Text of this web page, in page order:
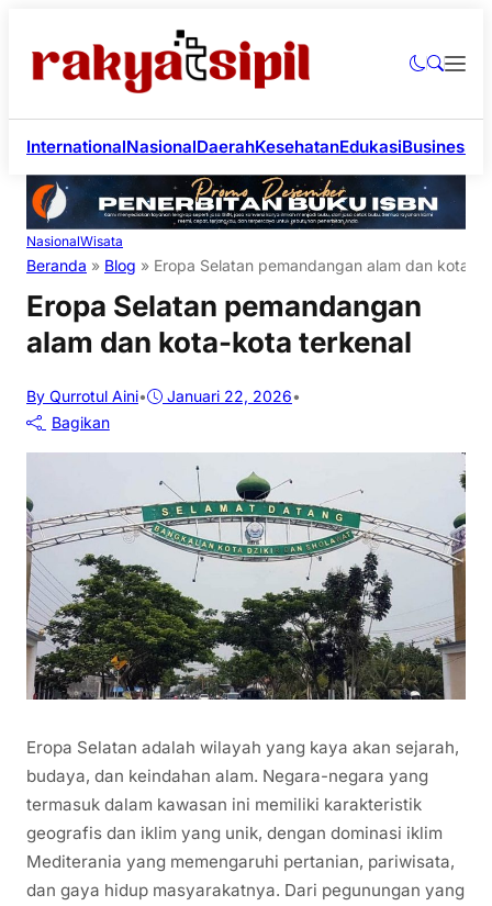
InternationalNasionalDaerahKesehatanEdukasiBusiness
NasionalWisata
Beranda » Blog » Eropa Selatan pemandangan alam dan kota-
Eropa Selatan pemandangan
alam dan kota-kota terkenal
By Qurrotul Aini• Januari 22, 2026•
Bagikan
Eropa Selatan adalah wilayah yang kaya akan sejarah,
budaya, dan keindahan alam. Negara-negara yang
termasuk dalam kawasan ini memiliki karakteristik
geografis dan iklim yang unik, dengan dominasi iklim
Mediterania yang memengaruhi pertanian, pariwisata,
dan gaya hidup masyarakatnya. Dari pegunungan yang